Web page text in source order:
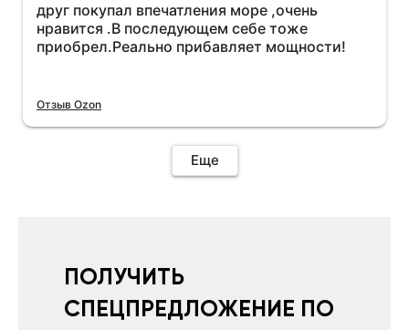
более энергичный расход не
увеличился.Всем рекомендую к покупке.
друг покупал впечатления море ,очень
нравится .В последующем себе тоже
приобрел.Реально прибавляет мощности!
Отзыв Ozon
Еще
ПОЛУЧИТЬ
СПЕЦПРЕДЛОЖЕНИЕ ПО